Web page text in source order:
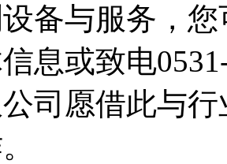
备与服务，
息或致电
司愿借此与